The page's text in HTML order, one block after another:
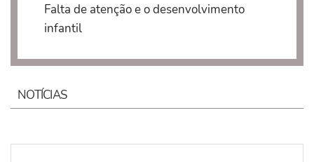
Falta de atenção e o desenvolvimento
infantil
NOTÍCIAS